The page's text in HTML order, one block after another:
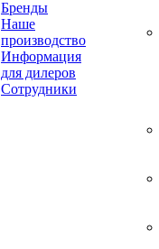
Бренды
Наше
производство
Информация
для дилеров
Сотрудники